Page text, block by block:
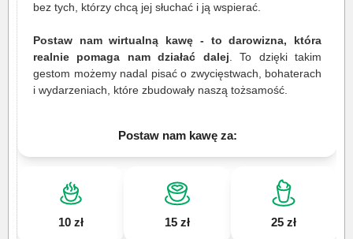
bez tych, którzy chcą jej słuchać i ją wspierać.
Postaw nam wirtualną kawę - to darowizna, która
realnie pomaga nam działać dalej . To dzięki takim
gestom możemy nadal pisać o zwycięstwach, bohaterach
i wydarzeniach, które zbudowały naszą tożsamość.
Postaw nam kawę za:
10 zł 15 zł 25 zł